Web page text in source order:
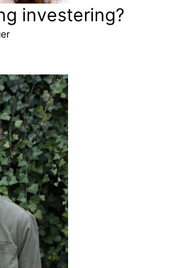
investering?